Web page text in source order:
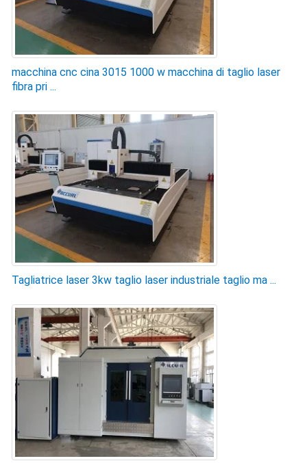
macchina cnc cina 3015 1000 w macchina di taglio laser
fibra pri ...
Tagliatrice laser 3kw taglio laser industriale taglio ma ...